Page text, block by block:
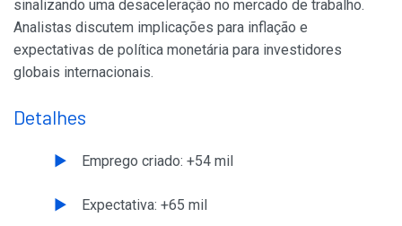
sinalizando uma desaceleração no mercado de trabalho.
Analistas discutem implicações para inflação e
expectativas de política monetária para investidores
globais internacionais.
Detalhes
Emprego criado: +54 mil
Expectativa: +65 mil